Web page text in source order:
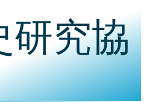
研究協